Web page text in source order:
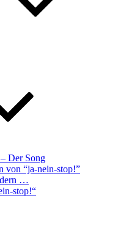
Der Song
von “ja-nein-stop!”
…
stop!“